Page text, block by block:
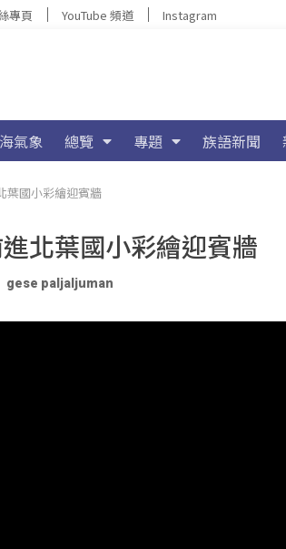
專頁 YouTube 頻道 Instagram
氣象 總覽 專題 族語新聞
葉國小彩繪迎賓牆
北葉國小彩繪迎賓牆
gese paljaljuman